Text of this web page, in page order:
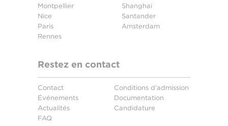
Montpellier
Nice
Paris
Rennes
Shanghai
Santander
Amsterdam
Restez en contact
Contact
Événements
Actualités
FAQ
Conditions d'admission
Documentation
Candidature